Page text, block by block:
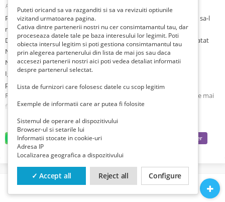
Romania, Hunedoara, Brad, Publicat 2 zile în urmă
Pretul nu va fi redus in timp degeaba salvati la favorite asteptand sa-l
reduc, ca practic il urc treptat
Doar 4635 euro negociabil, oricum are valoare mult mai mare de atat
Nu trimit cu ramburs
Nu ma grabesc sa o vand deoarece este bine pusa la conservare
Ignor si ia instant block cei care vor sa-mi vanda si care isi dau cu
parerea sa compare cu alte oferte, mai ales de aici
Rog nu mai deranjati si insistati inutil cu schimburi pentru ca nu se mai
fabrica asa ceva
Ca vanzator privat exclud garantia si returnarile
Articol valabil cat e vizibil
Surpriza guma de mestecat kent turbo sport (#31 FORD) din primele
serii 1-70 violet cea mai rara produsa la sfarsitul anilor 1980 originala
Un ambalaj extrem de rar in stare foarte buna, calitate conform foto
autentic
Puteti oricand sa va razganditi si sa va revizuiti optiunile
vizitand urmatoarea pagina.
Cativa dintre partenerii nostri nu cer consimtamantul tau, dar
proceseaza datele tale pe baza interesului lor legimit. Poti
obiecta intersul legitim si poti gestiona consimtamantul tau
prin alegerea partenerului din lista de mai jos sau daca
accesezi partenerii nostri aici poti vedea detaliat informatii
despre partenerul selectat.
Lista de furnizori care folosesc datele cu scop legitim
Exemple de informatii care ar putea fi folosite
Sistemul de operare al dispozitivului
Browser-ul si setarile lui
Informatii stocate in cookie-uri
Adresa IP
Localizarea geografica a dispozitivului
✓ Accept all Reject all Configure